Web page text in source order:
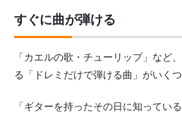
すぐに曲が弾ける
「カエルの歌・チューリップ」など
る「ドレミだけで弾ける曲」がいくつ
「ギターを持ったその日に知ってい